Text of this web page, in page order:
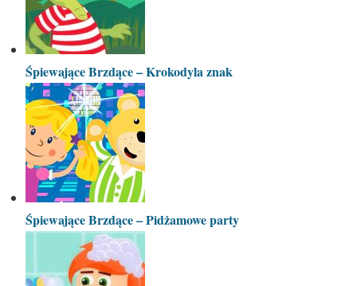
Śpiewające Brzdące – Krokodyla znak
Śpiewające Brzdące – Pidżamowe party